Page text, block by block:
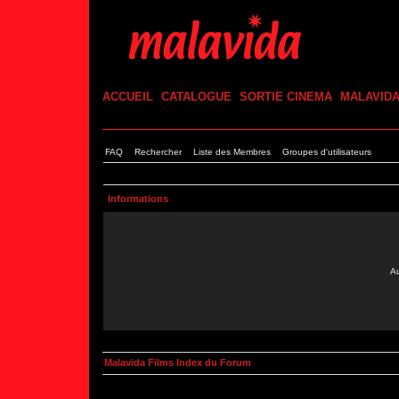
ACCUEIL CATALOGUE SORTIE CINEMA MALAVIDA
FAQ Rechercher Liste des Membres Groupes d'utilisateurs
Informations
Malavida Films Index du Forum